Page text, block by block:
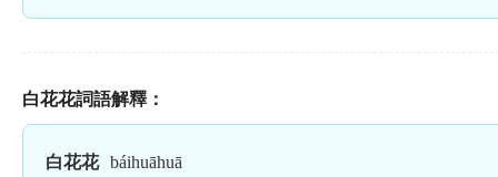
白花花詞語解釋：
白花花 báihuāhuā